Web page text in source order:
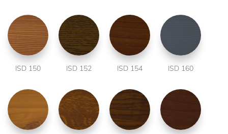
ISD 150 ISD 152 ISD 154 ISD 160